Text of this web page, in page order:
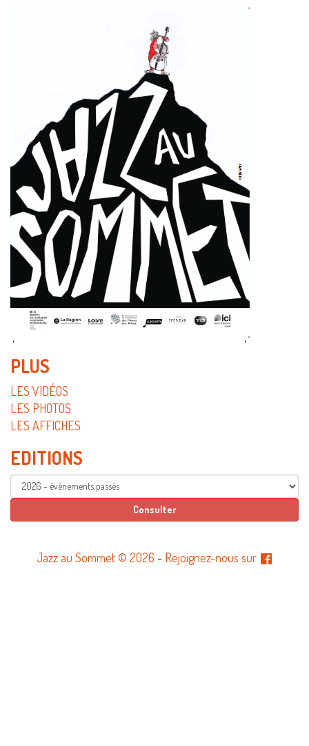
PLUS
LES VIDÉOS
LES PHOTOS
LES AFFICHES
EDITIONS
Jazz au Sommet © 2026 - Rejoignez-nous sur